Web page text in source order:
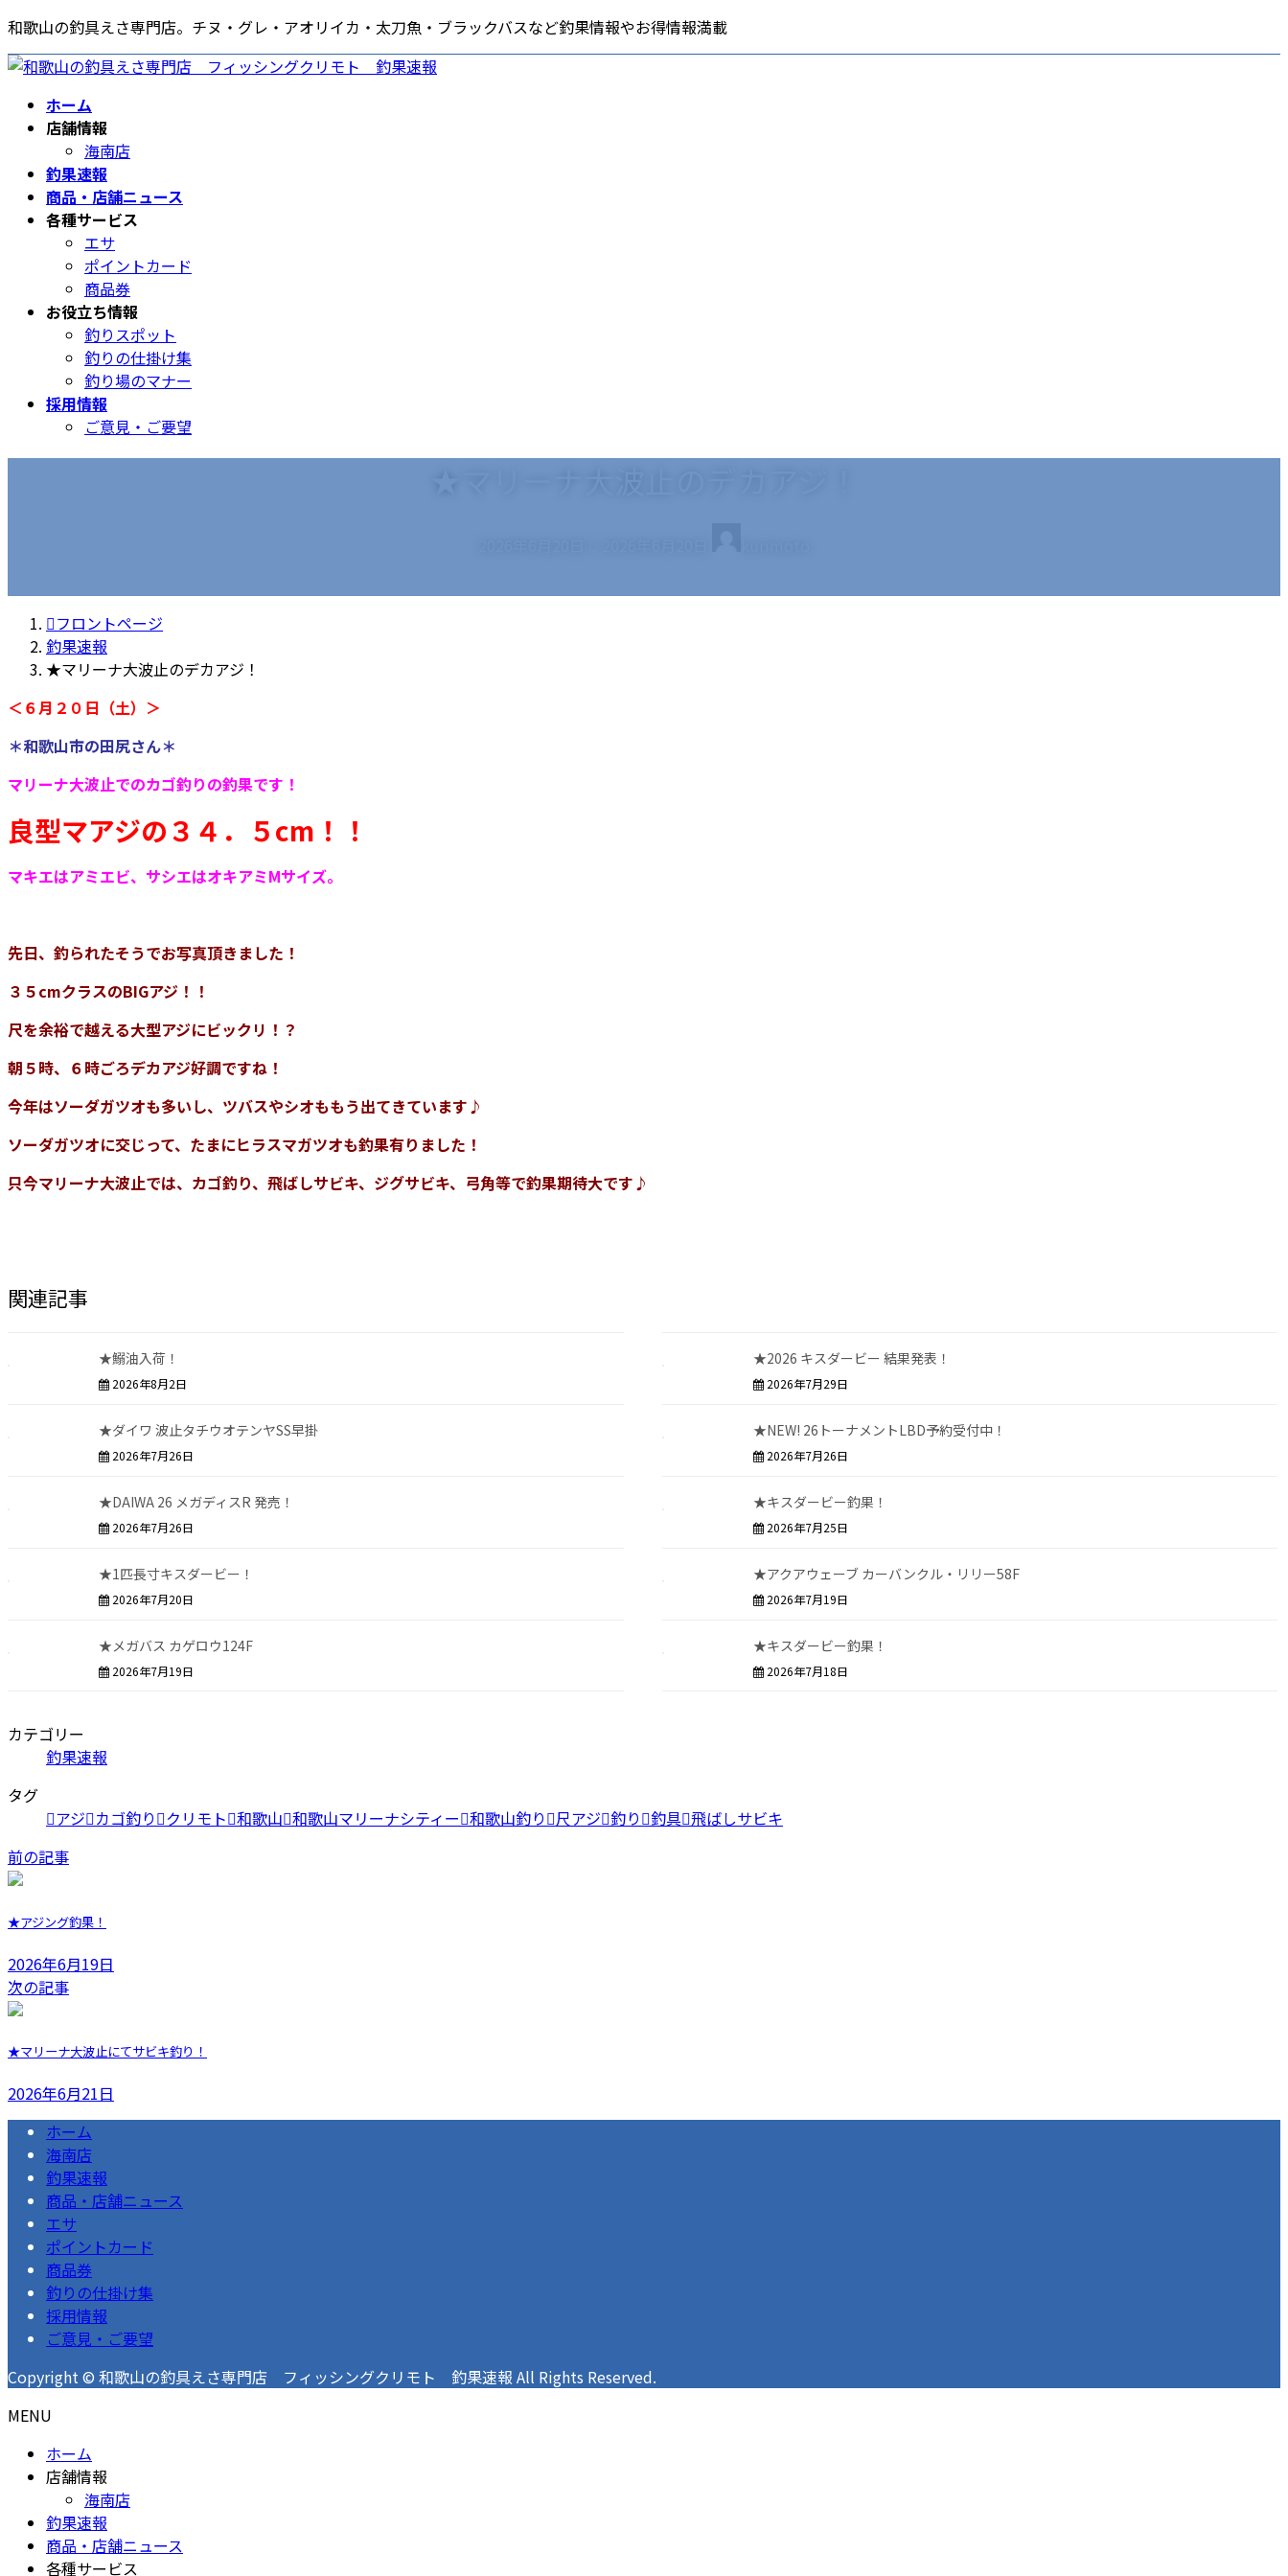
コ
ン
テ
ナ
ビ
ゲ
和歌山の釣具えさ専門店。チヌ・グレ・アオリイカ・太刀魚・ブラックバスなど釣果情報やお得情報満載
ホーム
店舗情報
海南店
釣果速報
商品・店舗ニュース
各種サービス
エサ
ポイントカード
商品券
お役立ち情報
釣りスポット
釣りの仕掛け集
釣り場のマナー
採用情報
ご意見・ご要望
新
フロントページ
釣果速報
★マリーナ大波止のデカアジ！
＜６月２０日（土）＞
＊和歌山市の田尻さん＊
マリーナ大波止でのカゴ釣りの釣果です！
良型マアジの３４．５cm！！
マキエはアミエビ、サシエはオキアミMサイズ。
先日、釣られたそうでお写真頂きました！
３５cmクラスのBIGアジ！！
尺を余裕で越える大型アジにビックリ！？
朝５時、６時ごろデカアジ好調ですね！
今年はソーダガツオも多いし、ツバスやシオももう出てきています♪
ソーダガツオに交じって、たまにヒラスマガツオも釣果有りました！
只今マリーナ大波止では、カゴ釣り、飛ばしサビキ、ジグサビキ、弓角等で釣果期待大です♪
関連記事
★鰯油入荷！
2026年8月2日
★2026 キスダービー 結果発表！
2026年7月29日
★ダイワ 波止タチウオテンヤSS早掛
2026年7月26日
★NEW! 26トーナメントLBD予約受付中！
2026年7月26日
★DAIWA 26 メガディスR 発売！
2026年7月26日
★キスダービー釣果！
2026年7月25日
★1匹長寸キスダービー！
2026年7月20日
★アクアウェーブ カーバンクル・リリー58F
2026年7月19日
★メガバス カゲロウ124F
2026年7月19日
★キスダービー釣果！
2026年7月18日
カテゴリー
釣果速報
タグ
アジ カゴ釣り クリモト 和歌山 和歌山マリーナシティー 和歌山釣り 尺アジ 釣り 釣具 飛ばしサビキ
前の記事
★アジング釣果！
2026年6月19日
次の記事
★マリーナ大波止にてサビキ釣り！
2026年6月21日
ホーム
海南店
釣果速報
商品・店舗ニュース
エサ
ポイントカード
商品券
釣りの仕掛け集
採用情報
ご意見・ご要望
Copyright © 和歌山の釣具えさ専門店 フィッシングクリモト 釣果速報 All Rights Reserved.
MENU
ホーム
店舗情報
海南店
釣果速報
商品・店舗ニュース
各種サービス